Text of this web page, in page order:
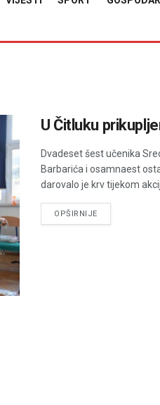
U Čitluku
Dvadeset šest učenika
Barbarića i osamnaest
darovalo je krv tijekom
OPŠIRNIJEDETAILS